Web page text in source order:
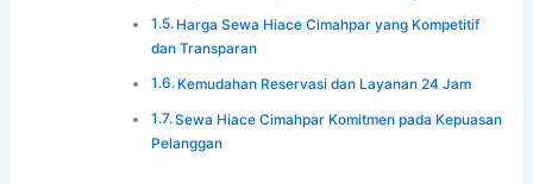
Harga Sewa Hiace Cimahpar yang Kompetitif
dan Transparan
Kemudahan Reservasi dan Layanan 24 Jam
Sewa Hiace Cimahpar Komitmen pada Kepuasan
Pelanggan